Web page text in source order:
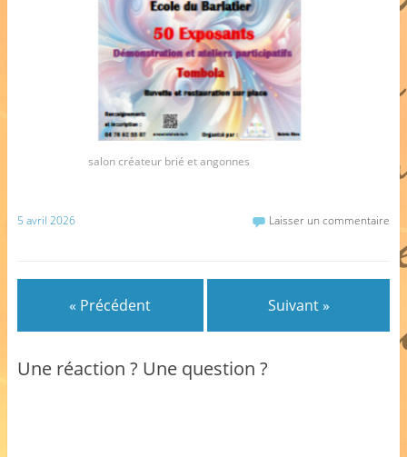
salon créateur brié et angonnes
5 avril 2026 Laisser un commentaire
« Précédent Suivant »
Une réaction ? Une question ?